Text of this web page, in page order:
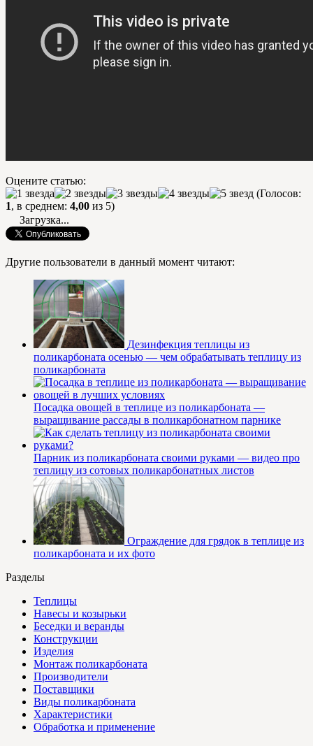
Оцените статью:
(Голосов:
1, в среднем: 4,00 из 5)
Загрузка...
Другие пользователи в данный момент читают:
Дезинфекция теплицы из
поликарбоната осенью — чем обрабатывать теплицу из
поликарбоната
Посадка овощей в теплице из поликарбоната —
выращивание рассады в поликарбонатном парнике
Парник из поликарбоната своими руками — видео про
теплицу из сотовых поликарбонатных листов
Ограждение для грядок в теплице из
поликарбоната и их фото
Разделы
Теплицы
Навесы и козырьки
Беседки и веранды
Конструкции
Изделия
Монтаж поликарбоната
Производители
Поставщики
Виды поликарбоната
Характеристики
Обработка и применение